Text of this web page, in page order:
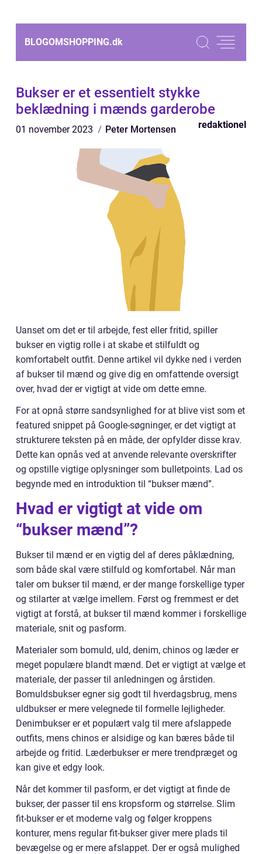
BLOGOMSHOPPING.dk
Bukser er et essentielt stykke
beklædning i mænds garderobe
01 november 2023 Peter Mortensen redaktionel
Uanset om det er til arbejde, fest eller fritid, spiller
bukser en vigtig rolle i at skabe et stilfuldt og
komfortabelt outfit. Denne artikel vil dykke ned i verden
af bukser til mænd og give dig en omfattende oversigt
over, hvad der er vigtigt at vide om dette emne.
For at opnå større sandsynlighed for at blive vist som et
featured snippet på Google-søgninger, er det vigtigt at
strukturere teksten på en måde, der opfylder disse krav.
Dette kan opnås ved at anvende relevante overskrifter
og opstille vigtige oplysninger som bulletpoints. Lad os
begynde med en introduktion til “bukser mænd”.
Hvad er vigtigt at vide om
“bukser mænd”?
Bukser til mænd er en vigtig del af deres påklædning,
som både skal være stilfuld og komfortabel. Når man
taler om bukser til mænd, er der mange forskellige typer
og stilarter at vælge imellem. Først og fremmest er det
vigtigt at forstå, at bukser til mænd kommer i forskellige
materiale, snit og pasform.
Materialer som bomuld, uld, denim, chinos og læder er
meget populære blandt mænd. Det er vigtigt at vælge et
materiale, der passer til anledningen og årstiden.
Bomuldsbukser egner sig godt til hverdagsbrug, mens
uldbukser er mere velegnede til formelle lejligheder.
Denimbukser er et populært valg til mere afslappede
outfits, mens chinos er alsidige og kan bæres både til
arbejde og fritid. Læderbukser er mere trendpræget og
kan give et edgy look.
Når det kommer til pasform, er det vigtigt at finde de
bukser, der passer til ens kropsform og størrelse. Slim
fit-bukser er et moderne valg og følger kroppens
konturer, mens regular fit-bukser giver mere plads til
bevægelse og er mere afslappet. Der er også mulighed